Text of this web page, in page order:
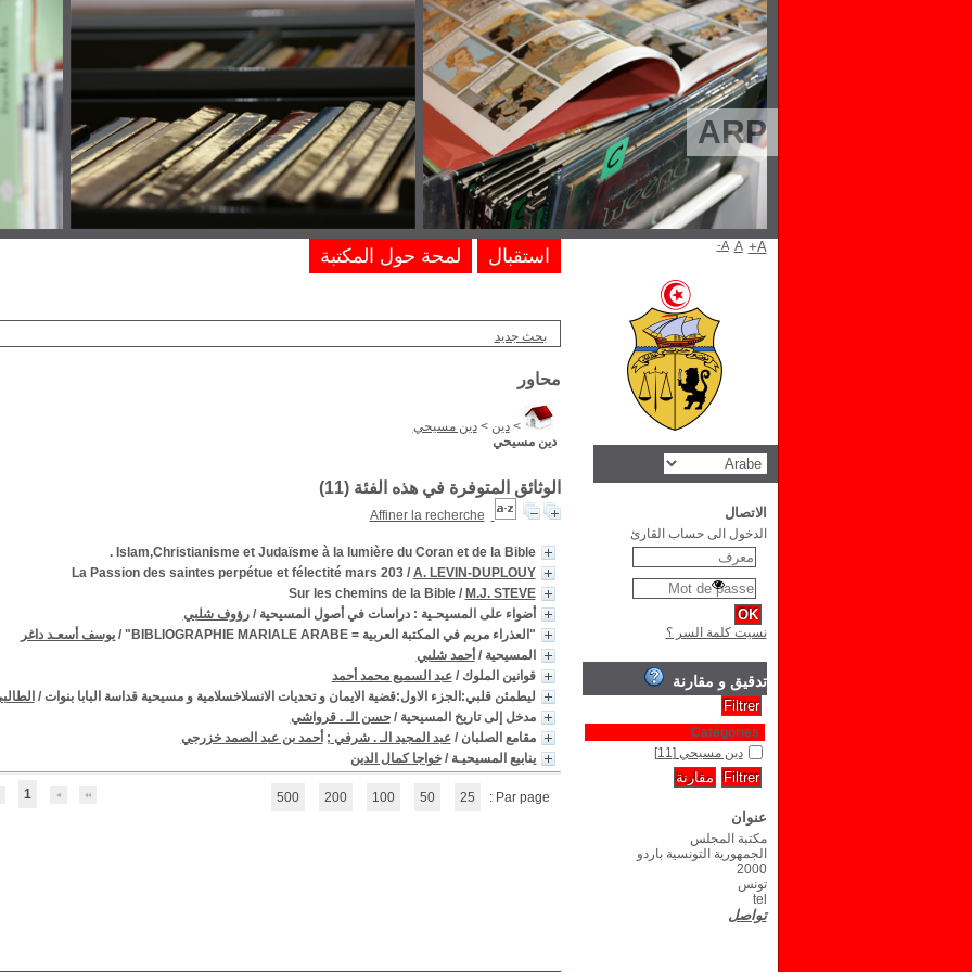
ARP
بحث جديد
محاور
>دين >دين مسيحي
دين مسيحي
الوثائق المتوفرة في هذه الفئة (11
)
Affiner la recherche
Islam,Christianisme et Judaïsme à la lumière du Coran et de la Bible .
La Passion des saintes perpétue et félectité mars 203/ A. LEVIN-DUPLOUY
Sur les chemins de la Bible/ M.J. STEVE
أضواء على المسيحـية : دراسات في أصول المسيحية /رؤوف شلبي
"العذراء مريم في المكتبة العربية = BIBLIOGRAPHIE MARIALE ARABE"
/يوسف أسعـد داغر
المسيحية / أحمد شلبي
قوانين الملوك /عبد السميع محمد أحمد
ليطمئن قلبي:الجزء الاول:قضية الايمان و تحديات الانسلاخسلامية و مسيحية قداسة البابا بنوات /
مدخل إلى تاريخ المسيحية /حسن الـ . قرواشي
مقامع الصلبان /عبد المجيد الـ . شرفي ; أحمد بن عبد الصمد خزرجي
ينابيع المسيحيـة /خواجا كمال الدين
1 Par page :
25
50
100
200
500
استقبال لمحة حول المكتبة A- A A+
الاتصال
الدخول الى حساب القارئ
نسيت كلمة السر ؟
تدقيق و مقارنة
Catégories
دين مسيحي [11]
عنوان
مكتبة المجلس
الجمهورية التونسية باردو
2000
تونس
tel
تواصل